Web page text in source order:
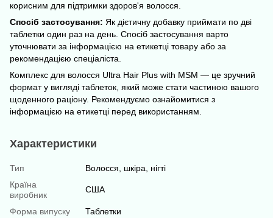
корисним для підтримки здоров'я волосся.
Спосіб застосування: Як дієтичну добавку приймати по дві
таблетки один раз на день. Спосіб застосування варто
уточнювати за інформацією на етикетці товару або за
рекомендацією спеціаліста.
Комплекс для волосся Ultra Hair Plus with MSM — це зручний
формат у вигляді таблеток, який може стати частиною вашого
щоденного раціону. Рекомендуємо ознайомитися з
інформацією на етикетці перед використанням.
Характеристики
Тип
Волосся, шкіра, нігті
Країна
виробник
США
Форма випуску
Таблетки